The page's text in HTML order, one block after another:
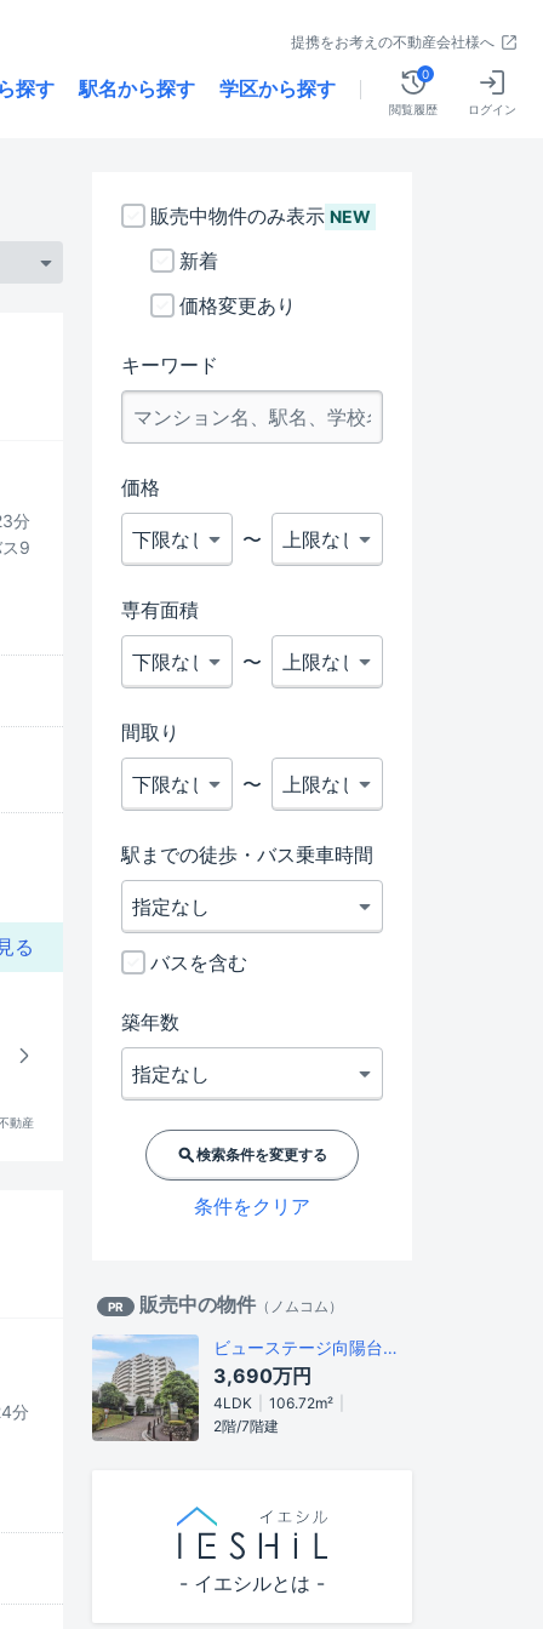
提携をお考えの不動産会社様へ
探す 駅名から探す 学区から探す
閲覧履歴
0
ログイン
分
9
る
動産
分
販売中物件のみ表示 NEW
新着
価格変更あり
キーワード
価格
〜
専有面積
〜
間取り
〜
駅までの徒歩・バス乗車時間
バスを含む
築年数
検索条件を変更する
条件をクリア
PR 販売中の物件 （ ノムコム ）
ビューステージ向陽台 1号棟
3,690万円
4LDK
106.72m²
2階/7階建
- イエシルとは -